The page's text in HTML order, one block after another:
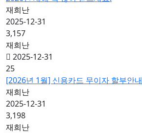
재희난
2025-12-31
3,157
재희난
2025-12-31
25
[2026년 1월] 신용카드 무이자 할부안내
재희난
2025-12-31
3,198
재희난